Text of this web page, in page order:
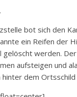
bot sich den
ein Reifen der
gelöscht werden.
aufsteigen und
hinter dem